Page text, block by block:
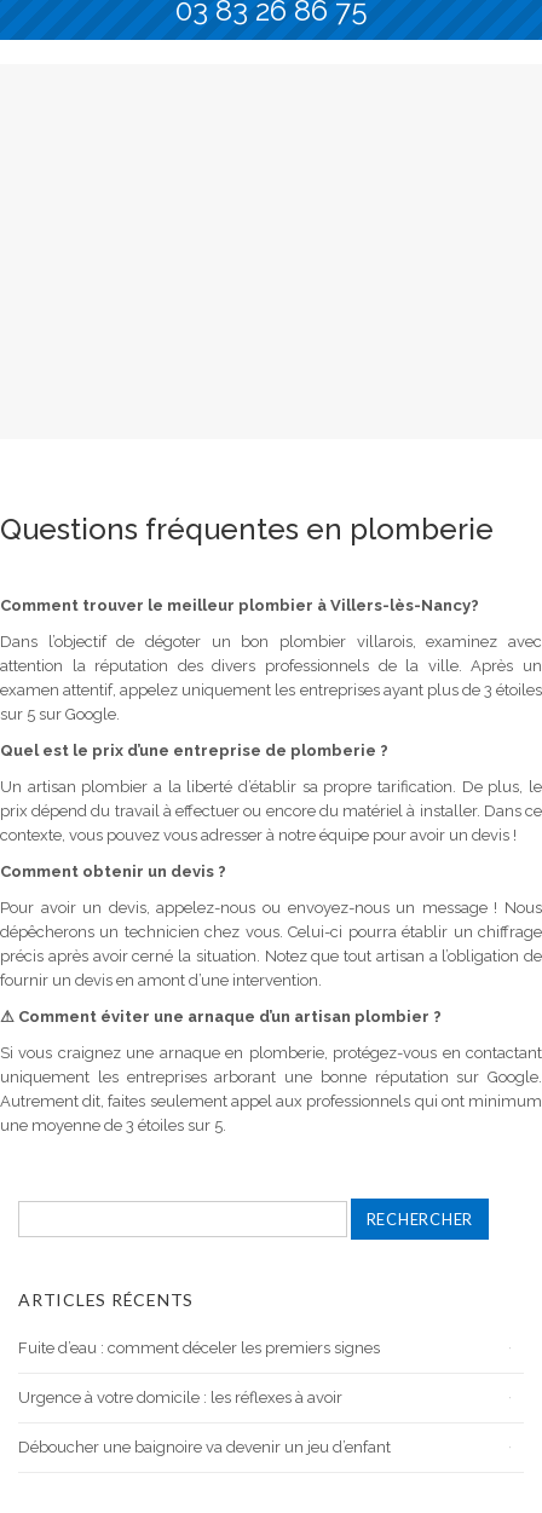
03 83 26 86 75
Questions fréquentes en plomberie
Comment trouver le meilleur plombier à Villers-lès-Nancy?
Dans l’objectif de dégoter un bon plombier villarois, examinez avec
attention la réputation des divers professionnels de la ville. Après un
examen attentif, appelez uniquement les entreprises ayant plus de 3 étoiles
sur 5 sur Google.
Quel est le prix d’une entreprise de plomberie ?
Un artisan plombier a la liberté d’établir sa propre tarification. De plus, le
prix dépend du travail à effectuer ou encore du matériel à installer. Dans ce
contexte, vous pouvez vous adresser à notre équipe pour avoir un devis !
Comment obtenir un devis ?
Pour avoir un devis, appelez-nous ou envoyez-nous un message ! Nous
dépêcherons un technicien chez vous. Celui-ci pourra établir un chiffrage
précis après avoir cerné la situation. Notez que tout artisan a l’obligation de
fournir un devis en amont d’une intervention.
⚠ Comment éviter une arnaque d’un artisan plombier ?
Si vous craignez une arnaque en plomberie, protégez-vous en contactant
uniquement les entreprises arborant une bonne réputation sur Google.
Autrement dit, faites seulement appel aux professionnels qui ont minimum
une moyenne de 3 étoiles sur 5.
ARTICLES RÉCENTS
Fuite d’eau : comment déceler les premiers signes
Urgence à votre domicile : les réflexes à avoir
Déboucher une baignoire va devenir un jeu d’enfant